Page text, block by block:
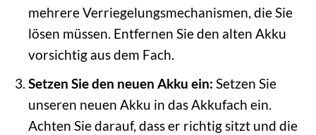
mehrere Verriegelungsmechanismen, die Sie
lösen müssen. Entfernen Sie den alten Akku
vorsichtig aus dem Fach.
Setzen Sie den neuen Akku ein: Setzen Sie
unseren neuen Akku in das Akkufach ein.
Achten Sie darauf, dass er richtig sitzt und die